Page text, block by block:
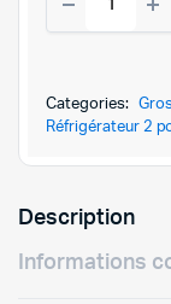
FRG35.2
LITRES
DEFROST-
quantity
Categories:
Réfrigérateur 2
Description
Informations